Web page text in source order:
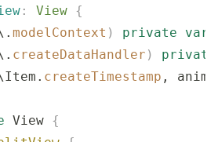
: View {
modelContext ) private var
createDataHandler ) private
createTimestamp ,
View {